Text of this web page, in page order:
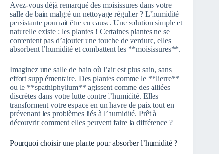
Avez-vous déjà remarqué des moisissures dans votre
salle de bain malgré un nettoyage régulier ? L’humidité
persistante pourrait être en cause. Une solution simple et
naturelle existe : les plantes ! Certaines plantes ne se
contentent pas d’ajouter une touche de verdure, elles
absorbent l’humidité et combattent les **moisissures**.
Imaginez une salle de bain où l’air est plus sain, sans
effort supplémentaire. Des plantes comme le **lierre**
ou le **spathiphyllum** agissent comme des alliées
discrètes dans votre lutte contre l’humidité. Elles
transforment votre espace en un havre de paix tout en
prévenant les problèmes liés à l’humidité. Prêt à
découvrir comment elles peuvent faire la différence ?
Pourquoi choisir une plante pour absorber l’humidité ?